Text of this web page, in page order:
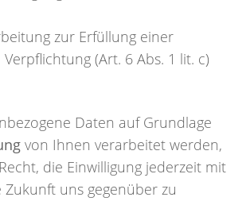
zur Erfüllung einer
(Art. 6 Abs. 1 lit. c)
Daten auf Grundlage
von Ihnen verarbeitet werden,
die Einwilligung jederzeit mit
uns gegenüber zu